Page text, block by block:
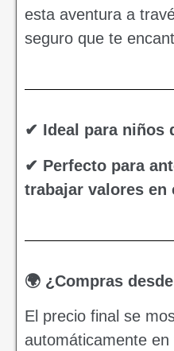
esta aventura a
seguro que te
✔ Ideal para niños
✔ Perfecto para
trabajar valores en
🌍 ¿Compras
El precio final se
automáticamente en